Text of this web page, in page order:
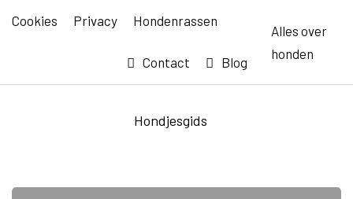
Cookies Privacy Hondenrassen
Blog
Contact
Alles over
honden
Hondjesgids